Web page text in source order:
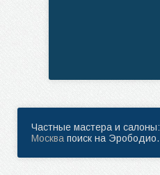
Частные мастера и салоны:
Москва поиск на Эрободио.